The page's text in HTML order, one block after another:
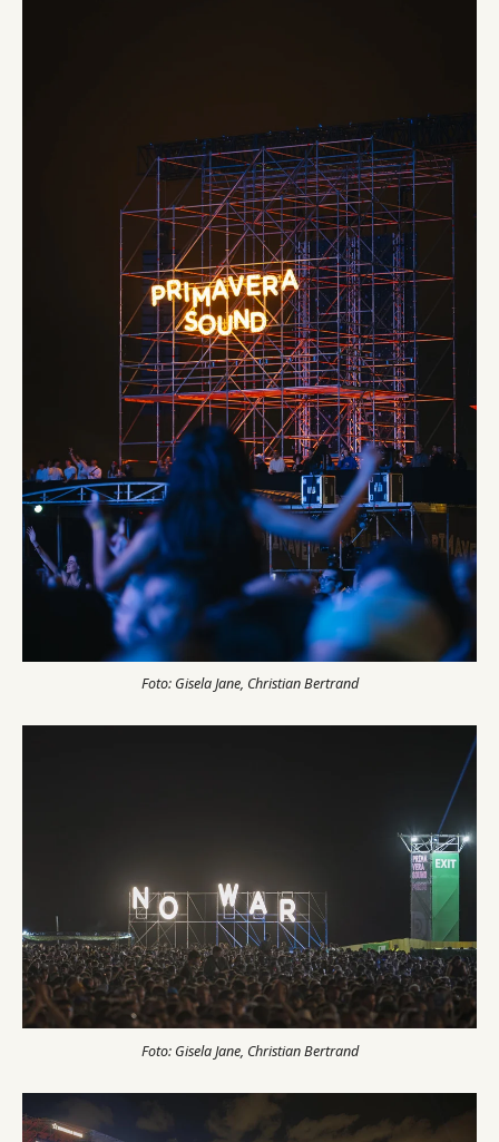
Foto: Gisela Jane, Christian Bertrand
Foto: Gisela Jane, Christian Bertrand